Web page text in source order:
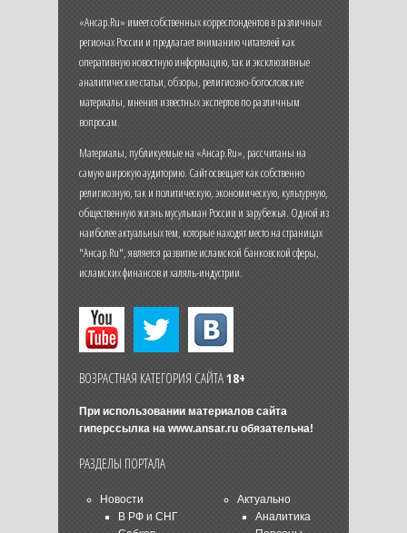
«Ансар.Ru» имеет собственных корреспондентов в различных
регионах России и предлагает вниманию читателей как
оперативную новостную информацию, так и эксклюзивные
аналитические статьи, обзоры, религиозно-богословские
материалы, мнения известных экспертов по различным
вопросам.
Материалы, публикуемые на «Ансар.Ru», рассчитаны на
самую широкую аудиторию. Сайт освещает как собственно
религиозную, так и политическую, экономическую, культурную,
общественную жизнь мусульман России и зарубежья. Одной из
наиболее актуальных тем, которые находят место на страницах
"Ансар.Ru", является развитие исламской банковской сферы,
исламских финансов и халяль-индустрии.
ВОЗРАСТНАЯ КАТЕГОРИЯ САЙТА18+
При использовании материалов сайта
гиперссылка на www.ansar.ruобязательна!
РАЗДЕЛЫ ПОРТАЛА
Новости
В РФ и СНГ
Актуально
Аналитика